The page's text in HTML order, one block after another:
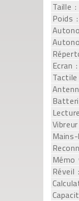
Taille :
Poids :
Ecran :
Mémo
Réveil :